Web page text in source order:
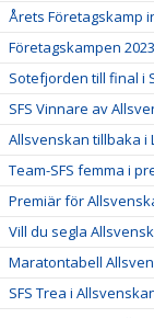
Årets Företagskamp
Företagskampen 2023
Sotefjorden till final i
SFS Vinnare av
Allsvenskan tillbaka i
Team-SFS femma i
Premiär för
Vill du segla
Maratontabell
SFS Trea i